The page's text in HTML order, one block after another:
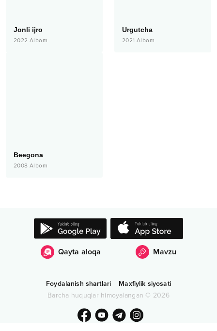
Jonli ijro
2022 Albom
Urgutcha
2021 Albom
Beegona
2008 Albom
Qayta aloqa Mavzu
Foydalanish shartlari
Maxfiylik siyosati
Barcha huquqlar himoyalangan © 2026